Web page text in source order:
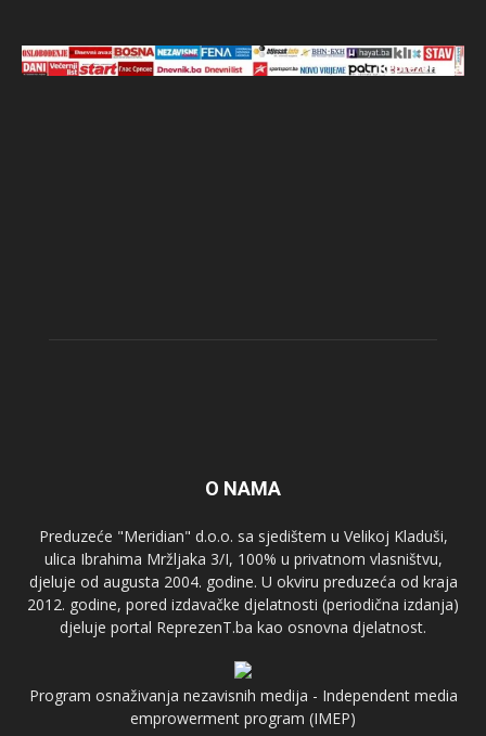
O NAMA
Preduzeće "Meridian" d.o.o. sa sjedištem u Velikoj Kladuši,
ulica Ibrahima Mržljaka 3/I, 100% u privatnom vlasništvu,
djeluje od augusta 2004. godine. U okviru preduzeća od kraja
2012. godine, pored izdavačke djelatnosti (periodična izdanja)
djeluje portal ReprezenT.ba kao osnovna djelatnost.
Program osnaživanja nezavisnih medija - Independent media
emprowerment program (IMEP)